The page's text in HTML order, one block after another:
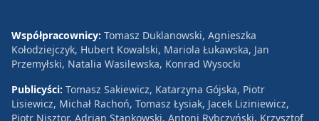
Współpracownicy: Tomasz Duklanowski, Agnieszka
Kołodziejczyk, Hubert Kowalski, Mariola Łukawska, Jan
Przemyłski, Natalia Wasilewska, Konrad Wysocki
Publicyści: Tomasz Sakiewicz, Katarzyna Gójska, Piotr
Lisiewicz, Michał Rachoń, Tomasz Łysiak, Jacek Liziniewicz,
Piotr Nisztor, Adrian Stankowski, Antoni Rybczyński, Krzysztof